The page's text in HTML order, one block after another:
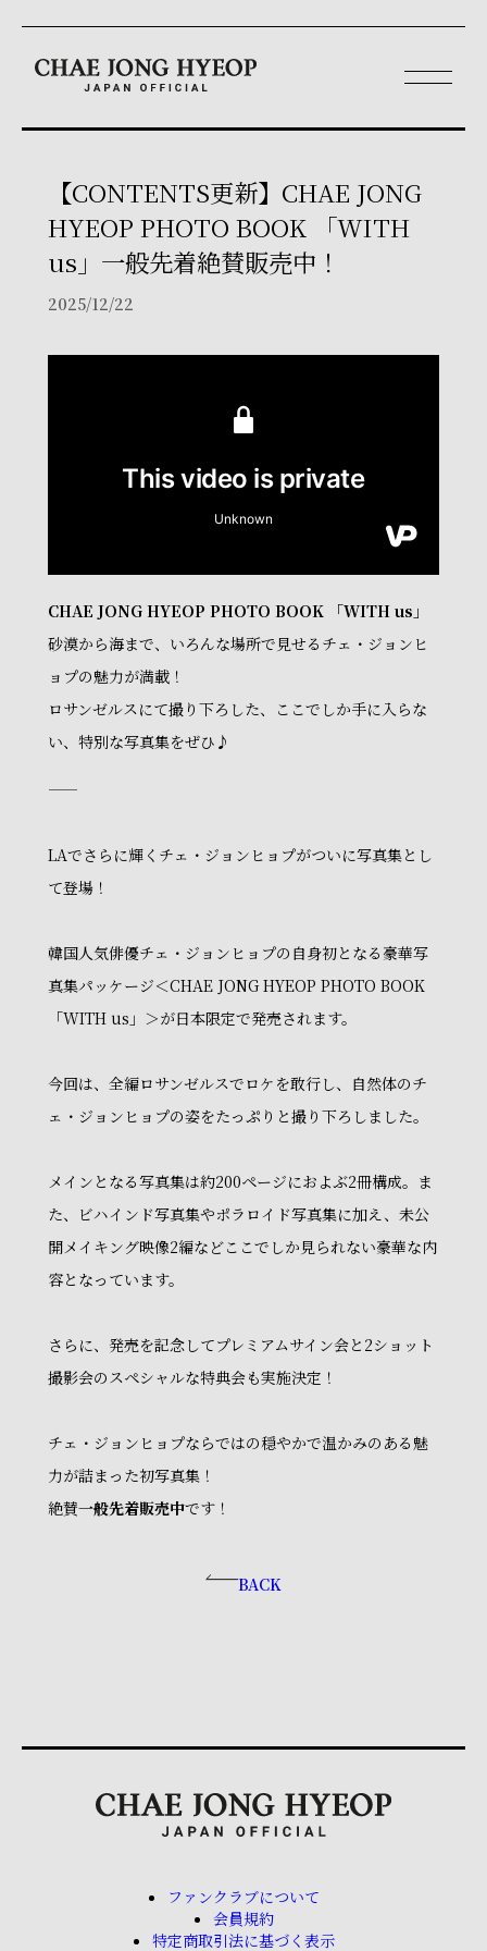
【CONTENTS更新】CHAE JONG
HYEOP PHOTO BOOK 「WITH
us」一般先着絶賛販売中！
2025/12/22
CHAE JONG HYEOP PHOTO BOOK 「WITH us」
砂漠から海まで、いろんな場所で見せるチェ・ジョンヒ
ョプの魅力が満載！
ロサンゼルスにて撮り下ろした、ここでしか手に入らな
い、特別な写真集をぜひ♪
——
LAでさらに輝くチェ・ジョンヒョプがついに写真集とし
て登場！
韓国人気俳優チェ・ジョンヒョプの自身初となる豪華写
真集パッケージ＜CHAE JONG HYEOP PHOTO BOOK
「WITH us」＞が日本限定で発売されます。
今回は、全編ロサンゼルスでロケを敢行し、自然体のチ
ェ・ジョンヒョプの姿をたっぷりと撮り下ろしました。
メインとなる写真集は約200ページにおよぶ2冊構成。ま
た、ビハインド写真集やポラロイド写真集に加え、未公
開メイキング映像2編などここでしか見られない豪華な内
容となっています。
さらに、発売を記念してプレミアムサイン会と2ショット
撮影会のスペシャルな特典会も実施決定！
チェ・ジョンヒョプならではの穏やかで温かみのある魅
力が詰まった初写真集！
絶賛一般先着販売中です！
BACK
ファンクラブについて
会員規約
特定商取引法に基づく表示